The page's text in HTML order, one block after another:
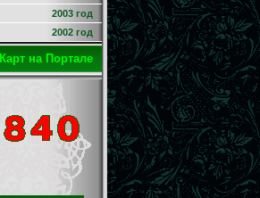
2003 год
2002 год
Карт на Портале